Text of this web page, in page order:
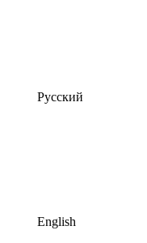
Русский
English